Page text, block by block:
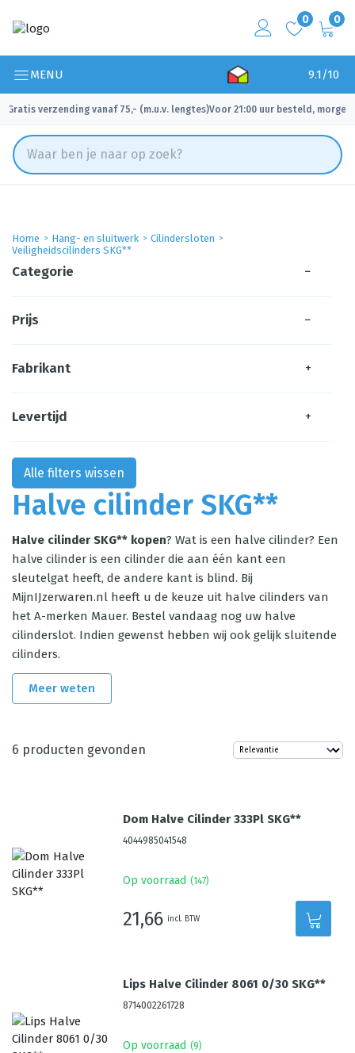
0 0
MENU 9.1/10
Gratis verzending vanaf 75,- (m.u.v. lengtes)
✓ Voor 21:00 uur besteld, morgen
Home Hang- en sluitwerk
Cilindersloten
Veiligheidscilinders SKG**
Halve cilinder SKG**
Halve cilinder SKG** kopen? Wat is een halve cilinder? Een
halve cilinder is een cilinder die aan één kant een
sleutelgat heeft, de andere kant is blind. Bij
MijnIJzerwaren.nl heeft u de keuze uit halve cilinders van
het A-merken Mauer. Bestel vandaag nog uw halve
cilinderslot. Indien gewenst hebben wij ook gelijk sluitende
cilinders.
Meer weten
6 producten gevonden
Dom Halve Cilinder 333Pl SKG**
4044985041548
Op voorraad (147)
21,66 incl. BTW
Lips Halve Cilinder 8061 0/30 SKG**
8714002261728
Op voorraad (9)
Categorie −
Prijs −
Fabrikant +
Levertijd +
Alle filters wissen